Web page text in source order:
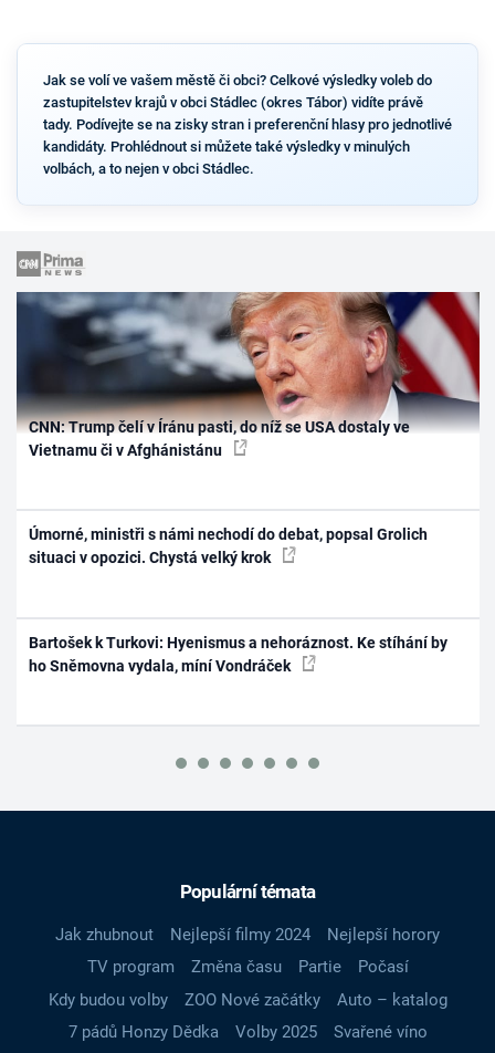
Jak se volí ve vašem městě či obci? Celkové výsledky voleb do
zastupitelstev krajů v obci Stádlec (okres Tábor) vidíte právě
tady. Podívejte se na zisky stran i preferenční hlasy pro jednotlivé
kandidáty. Prohlédnout si můžete také výsledky v minulých
volbách, a to nejen v obci Stádlec.
CNN: Trump čelí v Íránu pasti, do níž se USA dostaly ve
Vietnamu či v Afghánistánu
Úmorné, ministři s námi nechodí do debat, popsal Grolich
situaci v opozici. Chystá velký krok
Bartošek k Turkovi: Hyenismus a nehoráznost. Ke stíhání by
ho Sněmovna vydala, míní Vondráček
Populární témata
Jak zhubnout Nejlepší filmy 2024
Nejlepší horory
TV program
Změna času Partie
Počasí
Kdy budou volby
ZOO Nové začátky
Auto – katalog
7 pádů Honzy Dědka
Volby 2025
Svařené víno